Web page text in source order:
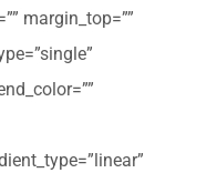
margin_top=””